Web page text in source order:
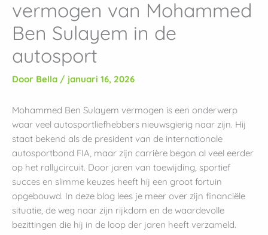
vermogen van Mohammed
Ben Sulayem in de
autosport
Door Bella / januari 16, 2026
Mohammed Ben Sulayem vermogen is een onderwerp
waar veel autosportliefhebbers nieuwsgierig naar zijn. Hij
staat bekend als de president van de internationale
autosportbond FIA, maar zijn carrière begon al veel eerder
op het rallycircuit. Door jaren van toewijding, sportief
succes en slimme keuzes heeft hij een groot fortuin
opgebouwd. In deze blog lees je meer over zijn financiële
situatie, de weg naar zijn rijkdom en de waardevolle
bezittingen die hij in de loop der jaren heeft verzameld.